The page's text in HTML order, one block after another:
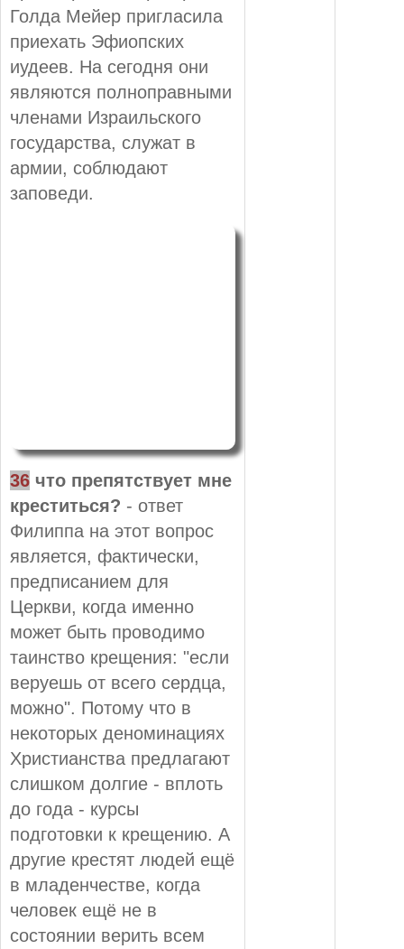
Голда Мейер пригласила
приехать Эфиопских
иудеев. На сегодня они
являются полноправными
членами Израильского
государства, служат в
армии, соблюдают
заповеди.
36 что препятствует мне
креститься? - ответ
Филиппа на этот вопрос
является, фактически,
предписанием для
Церкви, когда именно
может быть проводимо
таинство крещения: "если
веруешь от всего сердца,
можно". Потому что в
некоторых деноминациях
Христианства предлагают
слишком долгие - вплоть
до года - курсы
подготовки к крещению. А
другие крестят людей ещё
в младенчестве, когда
человек ещё не в
состоянии верить всем